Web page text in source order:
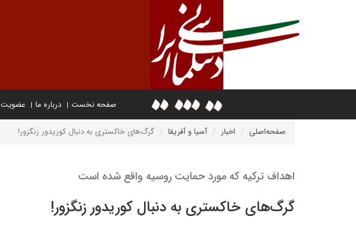
صفحه نخست درباره ما عضویت
صفحه‌اصلی اخبار آسیا و آفریقا گرگ‌های خاکستری به دنبال کوریدور زنگزور!
اهداف ترکیه که مورد حمایت روسیه واقع شده است
گرگ‌های خاکستری به دنبال کوریدور زنگزور!